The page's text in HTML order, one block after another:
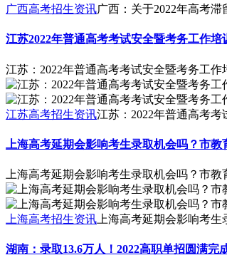
广西高考招生资讯 广西：关于2022年高考
江苏2022年普通高考考试安全暨考务工作培
江苏：2022年普通高考考试安全暨考务工作
江苏高考招生资讯江苏：2022年普通高考
上海高考延期会影响考生录取机会吗？市教
上海高考延期会影响考生录取机会吗？市教
上海高考招生资讯 上海高考延期会影响考
湖南：录取13.6万人！2022高职单招圆满完